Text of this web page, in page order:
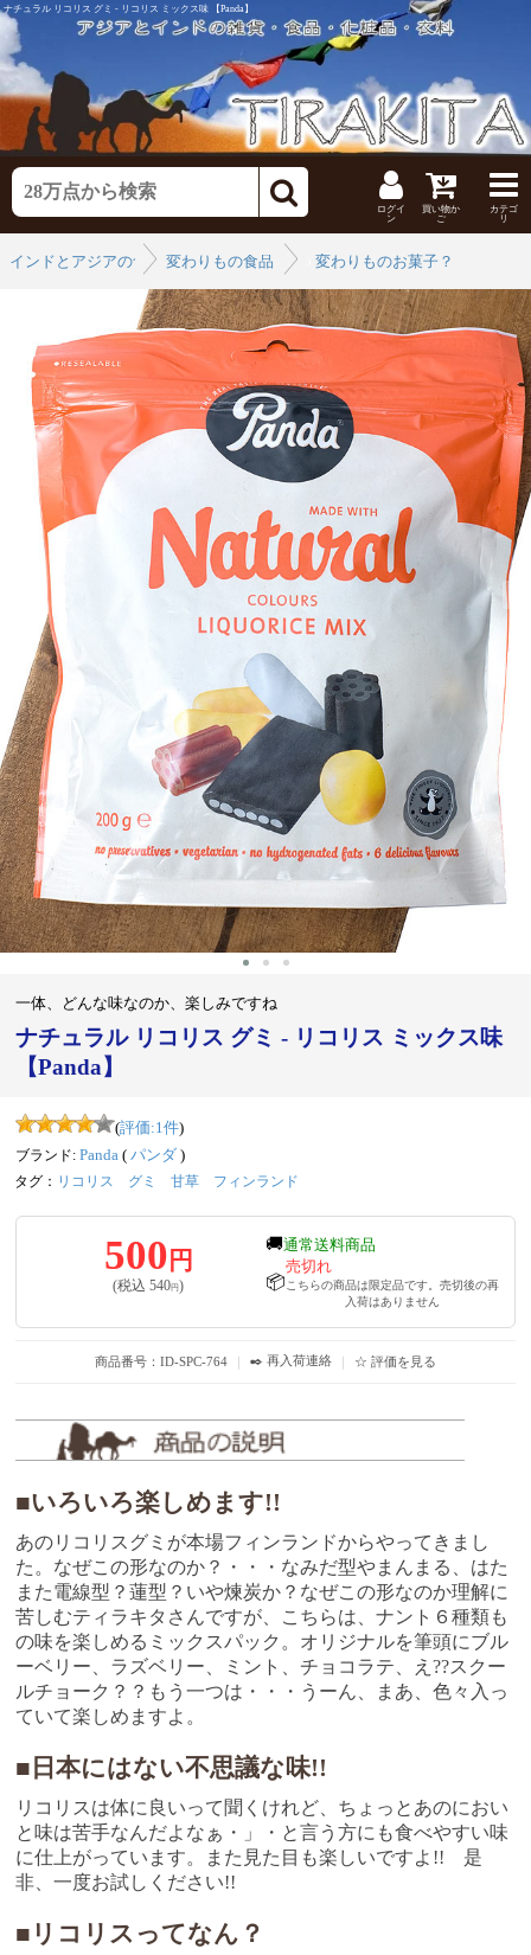
ナチュラル リコリス グミ - リコリス ミックス味 【Panda】
ログイ
ン
買い物か
ご
カテゴ
リ
インドとアジアの食品・食材変わりもの食品 変わりものお菓子？
一体、どんな味なのか、楽しみですね
ナチュラル リコリス グミ - リコリス ミックス味
【Panda】
(評価:1件)
ブランド: Panda (パンダ )
タグ： リコリス グミ 甘草 フィンランド
500 円
(税込540円)
🚚通常送料商品
📦
売切れ
こちらの商品は限定品です。売切後の再
入荷はありません
商品番号：ID-SPC-764 ｜ ✒️ 再入荷連絡 ｜ ☆ 評価を見る
■いろいろ楽しめます!!
あのリコリスグミが本場フィンランドからやってきまし
た。なぜこの形なのか？・・・なみだ型やまんまる、はた
また電線型？蓮型？いや煉炭か？なぜこの形なのか理解に
苦しむティラキタさんですが、こちらは、ナント６種類も
の味を楽しめるミックスパック。オリジナルを筆頭にブル
ーベリー、ラズベリー、ミント、チョコラテ、え??スクー
ルチョーク？？もう一つは・・・うーん、まあ、色々入っ
ていて楽しめますよ。
■日本にはない不思議な味!!
リコリスは体に良いって聞くけれど、ちょっとあのにおい
と味は苦手なんだよなぁ・」・と言う方にも食べやすい味
に仕上がっています。また見た目も楽しいですよ!! 是
非、一度お試しください!!
■リコリスってなん？